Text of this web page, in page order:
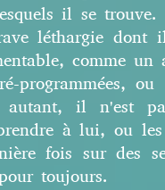
il se
léthargie
comme un
programmées,
autant, il n'est
à lui, ou
fois sur des
toujours.